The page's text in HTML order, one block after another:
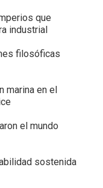
que
industrial
filosóficas
marina en el
el mundo
sostenida